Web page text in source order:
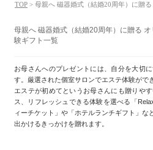
TOP > 母親へ 磁器婚式（結婚20周年）に贈
母親へ 磁器婚式（結婚20周年）に贈る
験ギフト一覧
お母さんへのプレゼントには、自分を大切
す。厳選された個室サロンでエステ体験がで
エステが初めてというお母さんにも贈りや
ス、リフレッシュできる体験を選べる「
ィーチケット」や「ホテルランチギフト」な
出かけるきっかけを贈れます。